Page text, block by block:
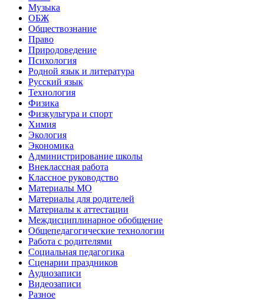
Музыка
ОБЖ
Обществознание
Право
Природоведение
Психология
Родной язык и литература
Русский язык
Технология
Физика
Физкультура и спорт
Химия
Экология
Экономика
Администрирование школы
Внеклассная работа
Классное руководство
Материалы МО
Материалы для родителей
Материалы к аттестации
Междисциплинарное обобщение
Общепедагогические технологии
Работа с родителями
Социальная педагогика
Сценарии праздников
Аудиозаписи
Видеозаписи
Разное